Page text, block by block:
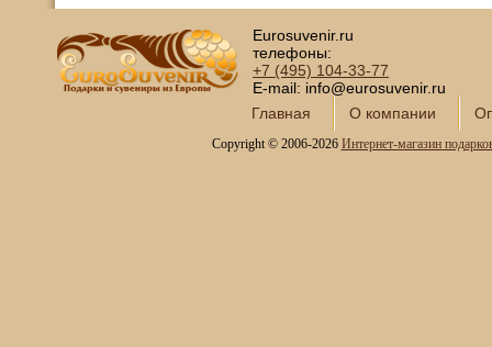
Eurosuvenir.ru
телефоны:
+7 (495) 104-33-77
E-mail: info@eurosuvenir.ru
Главная
О компании
Copyright © 2006-2026 Интернет-магазин